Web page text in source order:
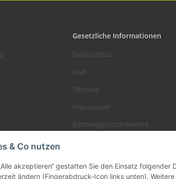
& Co nutzen
akzeptieren“ gestatten Sie den Einsatz folgender
ändern (Fingerabdruck-Icon links unten).
Gesetzliche Informationen
Datenschutz
AGB
Sitemap
Impressum
Batteriegesetzhinweise